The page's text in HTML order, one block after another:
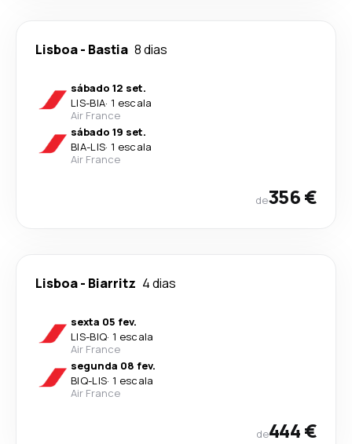
Lisboa- Bastia 8 dias
sábado 12 set.
LIS-BIA· 1 escala
Air France
sábado 19 set.
BIA-LIS· 1 escala
Air France
de356 €
Lisboa- Biarritz 4 dias
sexta 05 fev.
LIS-BIQ· 1 escala
Air France
segunda 08 fev.
BIQ-LIS· 1 escala
Air France
de444 €